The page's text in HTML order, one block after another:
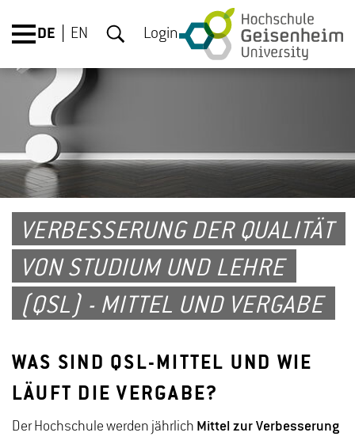
DE EN Login
VERBESSERUNG DER QUALITÄT
VON STUDIUM UND LEHRE
(QSL) - MITTEL UND VERGABE
WAS SIND QSL-MITTEL UND WIE
LÄUFT DIE VERGABE?
Der Hochschule werden jährlich Mittel zur Verbesserung